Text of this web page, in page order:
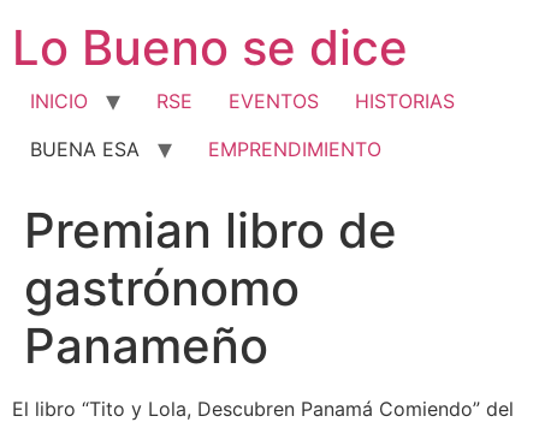
contenido
Lo Bueno se dice
INICIO RSE EVENTOS
HISTORIAS
BUENA ESA
EMPRENDIMIENTO
Premian libro de
gastrónomo
Panameño
El libro “Tito y Lola, Descubren Panamá Comiendo” del